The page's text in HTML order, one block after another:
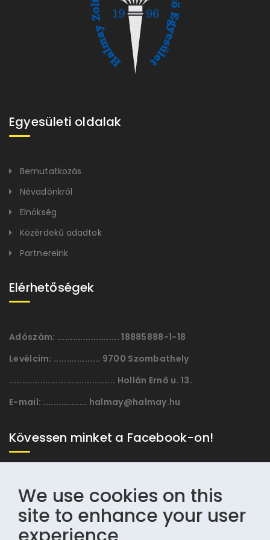
Egyesületi oldalak
Bemutatkozás
Névadónkról
Elnökség
Közérdekű adadtok
Partnereink
Elérhetőségek
Adószám: ........................ 18885888-1-18
Levélcím: .................. 9700 Szombathely
......................................... Hollán Ernõ u. 13.
E-mail: ................. halmay@halmay.hu
Kövessen minket a Facebook-on!
We use cookies on this
site to enhance your user